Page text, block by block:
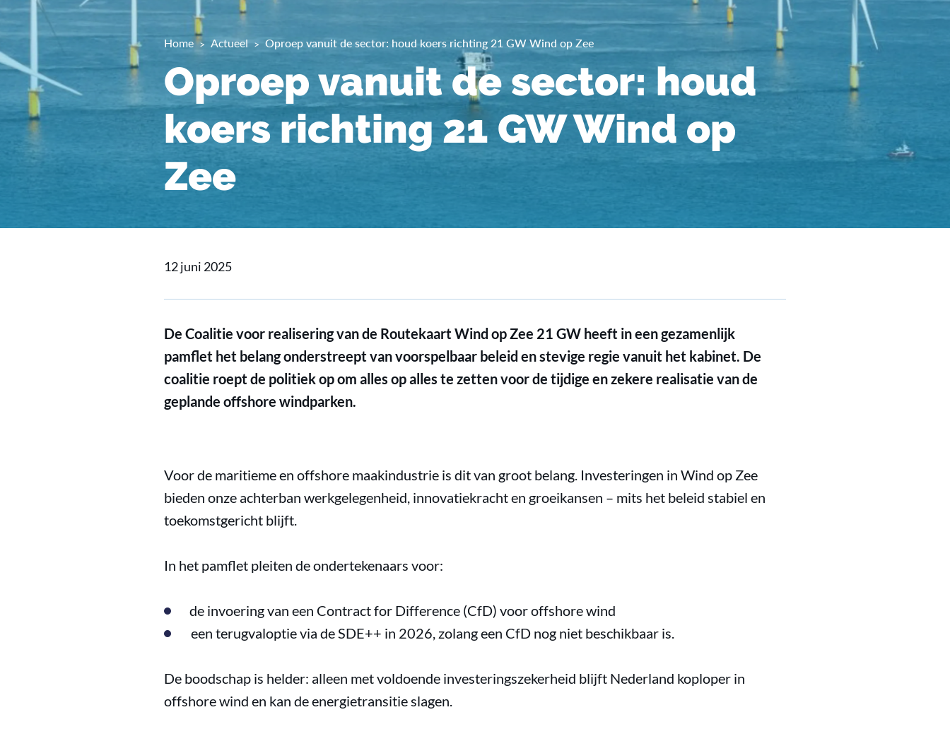
Home Actueel Oproep vanuit de sector: houd koers richting 21 GW Wind op Zee
Oproep vanuit de sector: houd
koers richting 21 GW Wind op
Zee
12 juni 2025
De Coalitie voor realisering van de Routekaart Wind op Zee 21 GW heeft in een gezamenlijk
pamflet het belang onderstreept van voorspelbaar beleid en stevige regie vanuit het kabinet. De
coalitie roept de politiek op om alles op alles te zetten voor de tijdige en zekere realisatie van de
geplande offshore windparken.
Voor de maritieme en offshore maakindustrie is dit van groot belang. Investeringen in Wind op Zee
bieden onze achterban werkgelegenheid, innovatiekracht en groeikansen – mits het beleid stabiel en
toekomstgericht blijft.
In het pamflet pleiten de ondertekenaars voor:
de invoering van een Contract for Difference (CfD) voor offshore wind
een terugvaloptie via de SDE++ in 2026, zolang een CfD nog niet beschikbaar is.
De boodschap is helder: alleen met voldoende investeringszekerheid blijft Nederland koploper in
offshore wind en kan de energietransitie slagen.